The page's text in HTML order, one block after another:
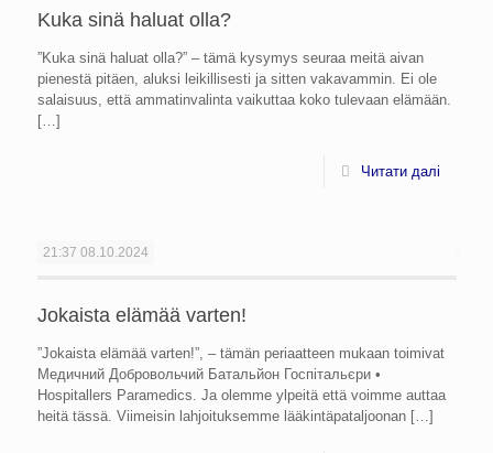
Kuka sinä haluat olla?
”Kuka sinä haluat olla?” – tämä kysymys seuraa meitä aivan
pienestä pitäen, aluksi leikillisesti ja sitten vakavammin. Ei ole
salaisuus, että ammatinvalinta vaikuttaa koko tulevaan elämään.
[…]
Читати далі
21:37 08.10.2024
Jokaista elämää varten!
”Jokaista elämää varten!”, – tämän periaatteen mukaan toimivat
Медичний Добровольчий Батальйон Госпітальєри •
Hospitallers Paramedics. Ja olemme ylpeitä että voimme auttaa
heitä tässä. Viimeisin lahjoituksemme lääkintäpataljoonan[…]